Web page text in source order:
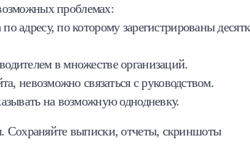
проблемах:
адресу, по которому зарегистрированы
в множестве организаций.
невозможно связаться с руководством.
на возможную однодневку.
Сохраняйте выписки, отчеты, скриншоты